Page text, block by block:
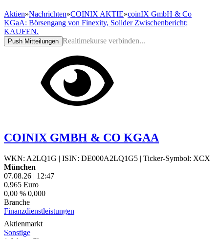
Aktien»Nachrichten»COINIX AKTIE»coinIX GmbH & Co
KGaA: Börsengang von Finexity, Solider Zwischenbericht;
KAUFEN.
Push Mitteilungen Realtimekurse verbinden...
COINIX GMBH & CO KGAA
WKN: A2LQ1G | ISIN: DE000A2LQ1G5 | Ticker-Symbol: XCX
München
07.08.26 | 12:47
0,965 Euro
0,00 % 0,000
Branche
Finanzdienstleistungen
Aktienmarkt
Sonstige